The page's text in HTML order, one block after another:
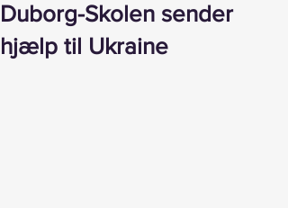
Duborg-Skolen sender
hjælp til Ukraine